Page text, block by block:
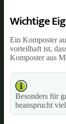
Wichtige
Ein Komposter
vorteilhaft ist,
Komposter aus
Besonders für
beansprucht